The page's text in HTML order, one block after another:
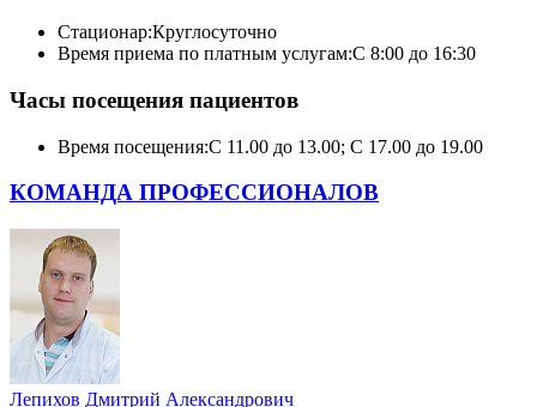
Стационар:Круглосуточно
Время приема по платным услугам:С 8:00 до 16:30
Часы посещения пациентов
Время посещения:С 11.00 до 13.00; С 17.00 до 19.00
КОМАНДА ПРОФЕССИОНАЛОВ
Лепихов Дмитрий Александрович